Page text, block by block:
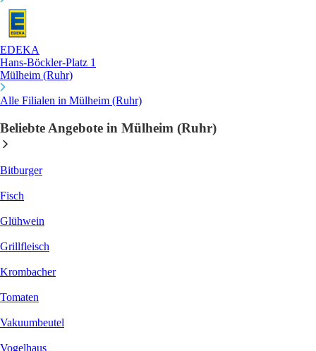
EDEKA
Hans-Böckler-Platz 1
Mülheim (Ruhr)
Alle Filialen in Mülheim (Ruhr)
Beliebte Angebote in Mülheim (Ruhr)
Bitburger
Fisch
Glühwein
Grillfleisch
Krombacher
Tomaten
Vakuumbeutel
Vogelhaus